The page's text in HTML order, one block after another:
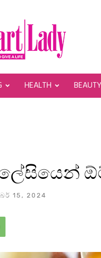
HEALTH BEAUTY
15, 2024